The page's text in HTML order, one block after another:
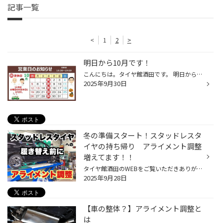
記事一覧
< 1 2 >
明日から10月です！
こんにちは。タイヤ館酒田です。 明日から10月です。早いですねΣ(ﾟДﾟ) 今年も残り3ヶ月です！！！！！！！！！ さて10月のタイヤ館酒田は 毎週水曜日のみ定休日となります。 10月はスタッドレスタイヤの大商談会も開催予定です。 セールのご案内はセール情報などもチェックしてくださいね。 10月も ...
2025年9月30日
冬の準備スタート！スタッドレスタ
イヤの持ち帰り アライメント調整
増えてます！！
タイヤ館酒田のWEBをご覧いただきありがとうございます！ 間もなく10月です。早めに冬の準備ということでスタッドレスタイヤのお持ち帰りや 履き替え前のアライメント調整作業が増えてます！！ アライメント調整をおススメするには理由があります！ タイヤの接地圧にバラつきがある(タイヤの取付角...
2025年9月28日
【車の整体？】アライメント調整と
は